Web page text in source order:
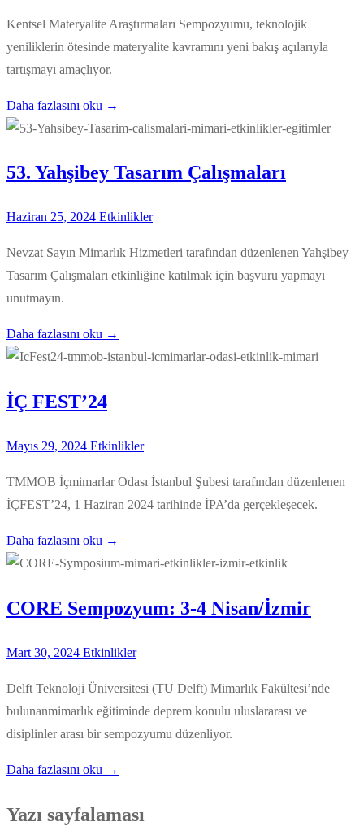
Kentsel Materyalite Araştırmaları Sempozyumu, teknolojik
yeniliklerin ötesinde materyalite kavramını yeni bakış açılarıyla
tartışmayı amaçlıyor.
Daha fazlasını oku →
53. Yahşibey Tasarım Çalışmaları
Haziran 25, 2024 Etkinlikler
Nevzat Sayın Mimarlık Hizmetleri tarafından düzenlenen Yahşibey
Tasarım Çalışmaları etkinliğine katılmak için başvuru yapmayı
unutmayın.
Daha fazlasını oku →
İÇ FEST’24
Mayıs 29, 2024 Etkinlikler
TMMOB İçmimarlar Odası İstanbul Şubesi tarafından düzenlenen
İÇFEST’24, 1 Haziran 2024 tarihinde İPA’da gerçekleşecek.
Daha fazlasını oku →
CORE Sempozyum: 3-4 Nisan/İzmir
Mart 30, 2024 Etkinlikler
Delft Teknoloji Üniversitesi (TU Delft) Mimarlık Fakültesi’nde
bulunanmimarlık eğitiminde deprem konulu uluslararası ve
disiplinler arası bir sempozyumu düzenliyor.
Daha fazlasını oku →
Yazı sayfalaması